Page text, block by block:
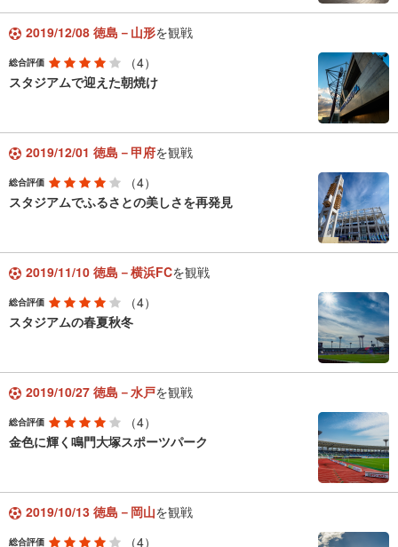
2019/12/08 徳島－山形を観戦
総合評価
（4）
スタジアムで迎えた朝焼け
2019/12/01 徳島－甲府を観戦
総合評価
（4）
スタジアムでふるさとの美しさを再発見
2019/11/10 徳島－横浜FCを観戦
総合評価
（4）
スタジアムの春夏秋冬
2019/10/27 徳島－水戸を観戦
総合評価
（4）
金色に輝く鳴門大塚スポーツパーク
2019/10/13 徳島－岡山を観戦
総合評価
（4）